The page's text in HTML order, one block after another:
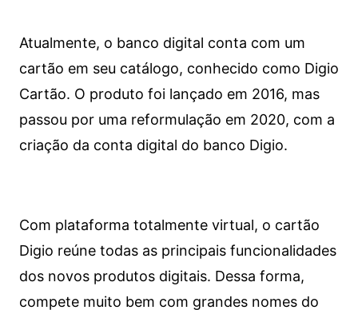
Atualmente, o banco digital conta com um
cartão em seu catálogo, conhecido como Digio
Cartão. O produto foi lançado em 2016, mas
passou por uma reformulação em 2020, com a
criação da conta digital do banco Digio.
Com plataforma totalmente virtual, o cartão
Digio reúne todas as principais funcionalidades
dos novos produtos digitais. Dessa forma,
compete muito bem com grandes nomes do